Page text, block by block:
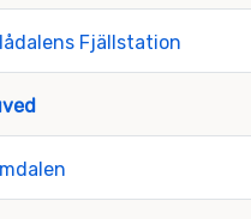
Fjällstation